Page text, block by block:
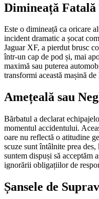
Dimineață Fatală
Este o dimineață ca oricare
incident dramatic a șocat
Jaguar XF, a pierdut brusc
într-un cap de pod și, mai
maximă sau puterea
transformi această mașină
Amețeală sau
Bărbatul a declarat
momentul accidentului.
oare nu reflectă o atitudine
scuze sunt întâlnite prea
suntem dispuși să acceptăm
ignorării obligațiilor de
Șansele de